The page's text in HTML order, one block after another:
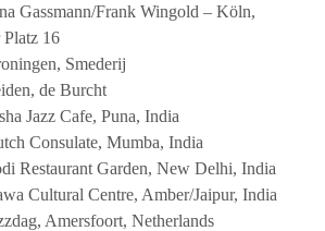
Gassmann/Frank Wingold – Köln,
Platz 16
Smederij
de Burcht
Jazz Cafe, Puna, India
Consulate, Mumba, India
Restaurant Garden, New Delhi, India
Cultural Centre, Amber/Jaipur, India
Amersfoort, Netherlands